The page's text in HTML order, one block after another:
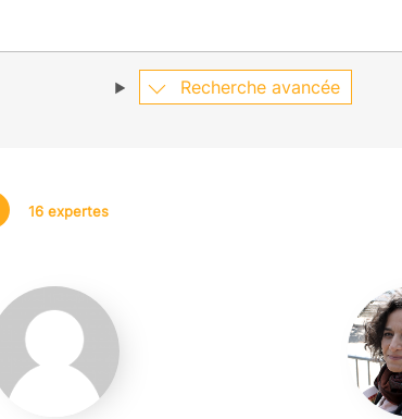
Recherche avancée
16 expertes
Isabelle
Compagnon